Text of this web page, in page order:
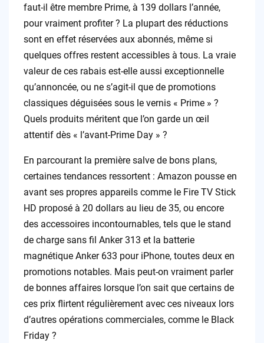
faut-il être membre Prime, à 139 dollars l’année,
pour vraiment profiter ? La plupart des réductions
sont en effet réservées aux abonnés, même si
quelques offres restent accessibles à tous. La vraie
valeur de ces rabais est-elle aussi exceptionnelle
qu’annoncée, ou ne s’agit-il que de promotions
classiques déguisées sous le vernis « Prime » ?
Quels produits méritent que l’on garde un œil
attentif dès « l’avant-Prime Day » ?
En parcourant la première salve de bons plans,
certaines tendances ressortent : Amazon pousse en
avant ses propres appareils comme le Fire TV Stick
HD proposé à 20 dollars au lieu de 35, ou encore
des accessoires incontournables, tels que le stand
de charge sans fil Anker 313 et la batterie
magnétique Anker 633 pour iPhone, toutes deux en
promotions notables. Mais peut-on vraiment parler
de bonnes affaires lorsque l’on sait que certains de
ces prix flirtent régulièrement avec ces niveaux lors
d’autres opérations commerciales, comme le Black
Friday ?